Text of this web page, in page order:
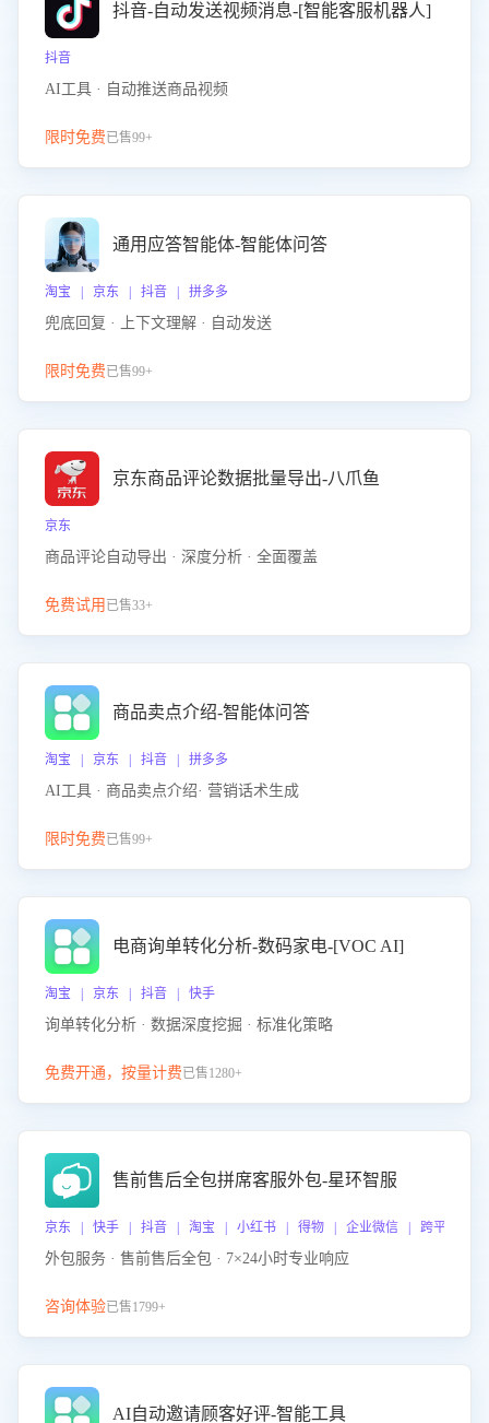
抖音-自动发送视频消息-[智能客服机器人]
抖音
AI工具 · 自动推送商品视频
限时免费已售99+
通用应答智能体-智能体问答
淘宝 | 京东 | 抖音 | 拼多多
兜底回复 · 上下文理解 · 自动发送
限时免费已售99+
京东商品评论数据批量导出-八爪鱼
京东
商品评论自动导出 · 深度分析 · 全面覆盖
免费试用 已售33+
商品卖点介绍-智能体问答
淘宝 | 京东 | 抖音 | 拼多多
AI工具 · 商品卖点介绍· 营销话术生成
限时免费已售99+
电商询单转化分析-数码家电-[VOC AI]
淘宝 | 京东 | 抖音 | 快手
询单转化分析 · 数据深度挖掘 · 标准化策略
免费开通，按量计费已售1280+
售前售后全包拼席客服外包-星环智服
京东 | 快手 | 抖音 | 淘宝 | 小红书 | 得物 | 企业微信 | 跨平台
外包服务 · 售前售后全包 · 7×24小时专业响应
咨询体验已售1799+
AI自动邀请顾客好评-智能工具